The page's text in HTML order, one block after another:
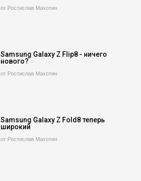
от Ростислав Махотин
Samsung Galaxy Z Flip8 - ничего
нового?
от Ростислав Махотин
Samsung Galaxy Z Fold8 теперь
широкий
от Ростислав Махотин